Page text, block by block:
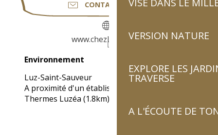
VISE DANS LE
VERSION NATURE
EXPLORE LES
TRAVERSE
A L'ÉCOUTE DE
CONTACTEZ-NOUS
www.chezlolette.com
Environnement
Environnement
Luz-Saint-Sauveur
A proximité d'un établissement thermal :
Thermes Luzéa (1.8km)